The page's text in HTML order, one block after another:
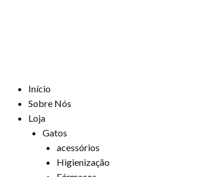
Início
Sobre Nós
Loja
Gatos
acessórios
Higienização